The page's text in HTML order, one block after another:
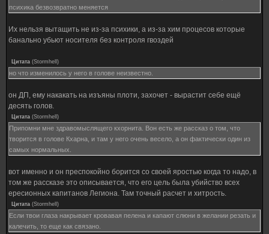
психика безвозвратно меняется
Их нельзя вытащить не из-за психики, а из-за хим процесов которые
банально убьют носителя без контроля гвоздей
Цитата (Stormhell )
но что изменилось у него в голове неизвестно.
он ДП, ему накакать на изъяны плоти, захочет - вырастит себе ещё
десять голов.
Цитата (Stormhell )
Припомни мне здравомыслящего кхорнита. Вон есть же рассказ о том, что
творится в голове Кхарна, и там у него очень весело, а он фактически один из
самых нормальных.
вот именно и он преспокойно борится со своей яростью когда то надо, в
том же рассказе это описывается, что его цель была убийство всех
ересионных капитанов Легиона. Там точный расчет и хитрость.
Цитата (Stormhell )
Если твои глаза накрывает кровавая пелена и капают слюни в желании резать и
калечить, то еще как связано.